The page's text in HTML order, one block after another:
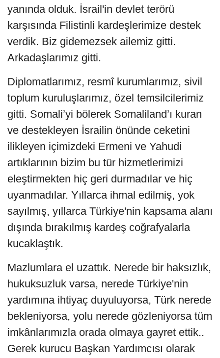
yanında olduk. İsrail'in devlet terörü
karşısında Filistinli kardeşlerimize destek
verdik. Biz gidemezsek ailemiz gitti.
Arkadaşlarımız gitti.
Diplomatlarımız, resmî kurumlarımız, sivil
toplum kuruluşlarımız, özel temsilcilerimiz
gitti. Somali’yi bölerek Somaliland’ı kuran
ve destekleyen İsrailin önünde ceketini
ilikleyen içimizdeki Ermeni ve Yahudi
artıklarının bizim bu tür hizmetlerimizi
eleştirmekten hiç geri durmadılar ve hiç
uyanmadılar. Yıllarca ihmal edilmiş, yok
sayılmış, yıllarca Türkiye'nin kapsama alanı
dışında bırakılmış kardeş coğrafyalarla
kucaklaştık.
Mazlumlara el uzattık. Nerede bir haksızlık,
hukuksuzluk varsa, nerede Türkiye'nin
yardımına ihtiyaç duyuluyorsa, Türk nerede
bekleniyorsa, yolu nerede gözleniyorsa tüm
imkânlarımızla orada olmaya gayret ettik..
Gerek kurucu Başkan Yardımcısı olarak